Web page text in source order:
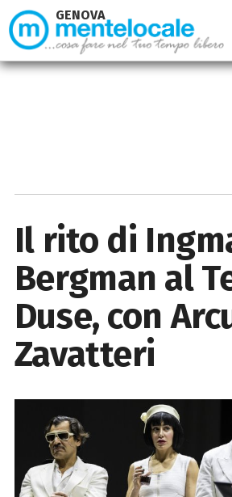
Il rito di
Bergman al
Duse, con
Zavatteri
GENOVA